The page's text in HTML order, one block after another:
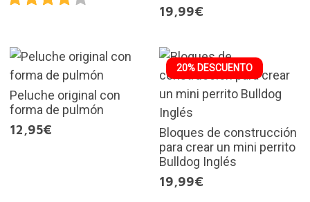
19,99€
Peluche original con
forma de pulmón
12,95€
20% DESCUENTO
Bloques de construcción
para crear un mini perrito
Bulldog Inglés
19,99€